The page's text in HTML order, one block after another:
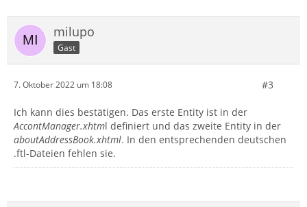
milupo
Gast
7. Oktober 2022 um 18:08 #3
Ich kann dies bestätigen. Das erste Entity ist in der
AccontManager.xhtml definiert und das zweite Entity in der
aboutAddressBook.xhtml. In den entsprechenden deutschen
.ftl-Dateien fehlen sie.